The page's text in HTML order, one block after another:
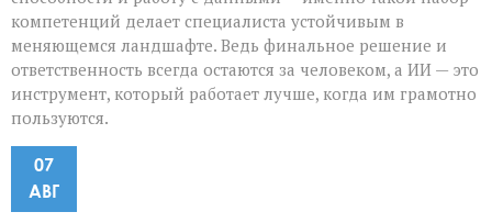
компетенций делает специалиста устойчивым в
меняющемся ландшафте. Ведь финальное решение и
ответственность всегда остаются за человеком, а ИИ — это
инструмент, который работает лучше, когда им грамотно
пользуются.
07
АВГ